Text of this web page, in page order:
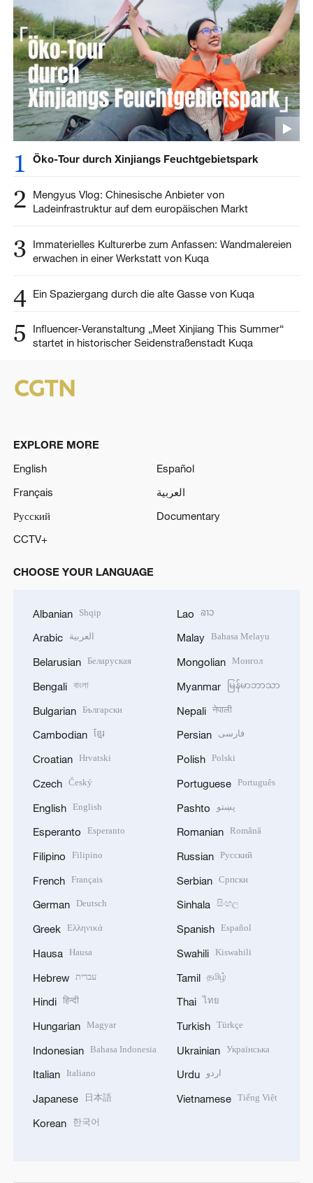
1 Öko-Tour durch Xinjiangs Feuchtgebietspark
2
Mengyus Vlog: Chinesische Anbieter von
Ladeinfrastruktur auf dem europäischen Markt
3
Immaterielles Kulturerbe zum Anfassen: Wandmalereien
erwachen in einer Werkstatt von Kuqa
4 Ein Spaziergang durch die alte Gasse von Kuqa
5
Influencer-Veranstaltung „Meet Xinjiang This Summer“
startet in historischer Seidenstraßenstadt Kuqa
EXPLORE MORE
English
Español
Français
العربية
Русский
Documentary
CCTV+
CHOOSE YOUR LANGUAGE
Albanian Shqip
Arabic العربية
Belarusian Беларуская
Bengali বাংলা
Bulgarian Български
Cambodian ខ្មែរ
Croatian Hrvatski
Czech Český
English English
Esperanto Esperanto
Filipino Filipino
French Français
German Deutsch
Greek Ελληνικά
Hausa Hausa
Hebrew עברית
Hindi हिन्दी
Hungarian Magyar
Indonesian Bahasa Indonesia
Italian Italiano
Japanese 日本語
Korean 한국어
Lao ລາວ
Malay Bahasa Melayu
Mongolian Монгол
Myanmar မြန်မာဘာသာ
Nepali नेपाली
Persian فارسی
Polish Polski
Portuguese Português
Pashto پښتو
Romanian Română
Russian Русский
Serbian Српски
Sinhala සිංහල
Spanish Español
Swahili Kiswahili
Tamil தமிழ்
Thai ไทย
Turkish Türkçe
Ukrainian Українська
Urdu اردو
Vietnamese Tiếng Việt